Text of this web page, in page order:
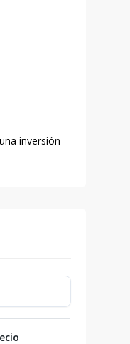
inversión